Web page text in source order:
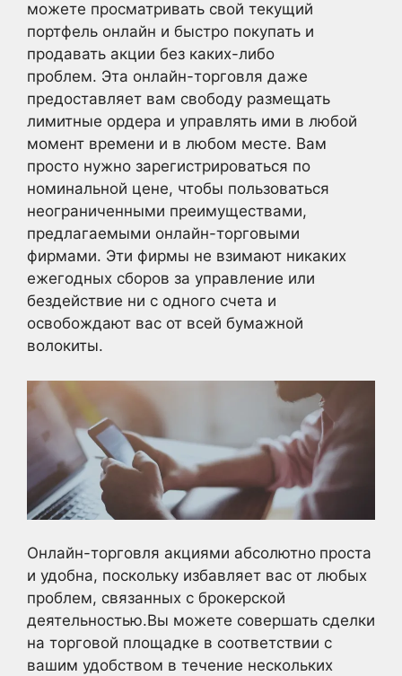
можете просматривать свой текущий
портфель онлайн и быстро покупать и
продавать акции без каких-либо
проблем. Эта онлайн-торговля даже
предоставляет вам свободу размещать
лимитные ордера и управлять ими в любой
момент времени и в любом месте. Вам
просто нужно зарегистрироваться по
номинальной цене, чтобы пользоваться
неограниченными преимуществами,
предлагаемыми онлайн-торговыми
фирмами. Эти фирмы не взимают никаких
ежегодных сборов за управление или
бездействие ни с одного счета и
освобождают вас от всей бумажной
волокиты.
Онлайн-торговля акциями абсолютно проста
и удобна, поскольку избавляет вас от любых
проблем, связанных с брокерской
деятельностью.Вы можете совершать сделки
на торговой площадке в соответствии с
вашим удобством в течение нескольких